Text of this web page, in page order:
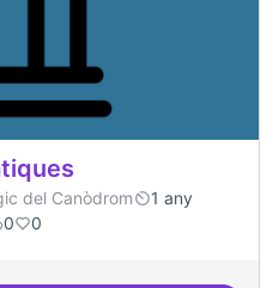
del Canòdrom
1 any
0 0